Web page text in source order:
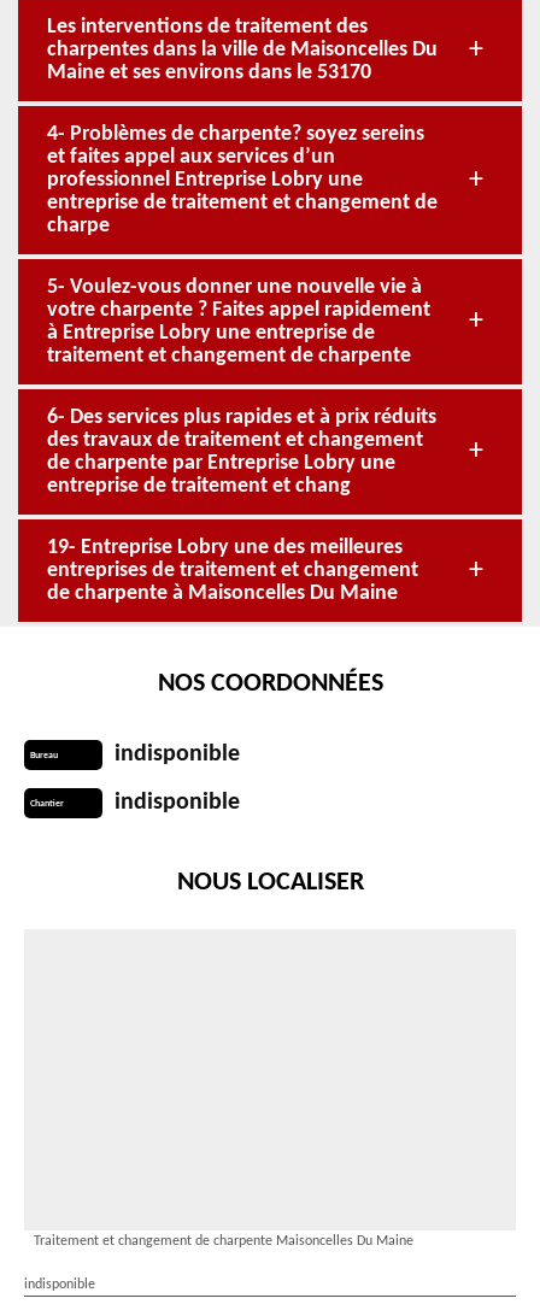
Les interventions de traitement des
charpentes dans la ville de Maisoncelles Du
Maine et ses environs dans le 53170
4- Problèmes de charpente? soyez sereins
et faites appel aux services d’un
professionnel Entreprise Lobry une
entreprise de traitement et changement de
charpe
5- Voulez-vous donner une nouvelle vie à
votre charpente ? Faites appel rapidement
à Entreprise Lobry une entreprise de
traitement et changement de charpente
6- Des services plus rapides et à prix réduits
des travaux de traitement et changement
de charpente par Entreprise Lobry une
entreprise de traitement et chang
19- Entreprise Lobry une des meilleures
entreprises de traitement et changement
de charpente à Maisoncelles Du Maine
NOS COORDONNÉES
Bureau indisponible
Chantier indisponible
NOUS LOCALISER
Traitement et changement de charpente Maisoncelles Du Maine
indisponible